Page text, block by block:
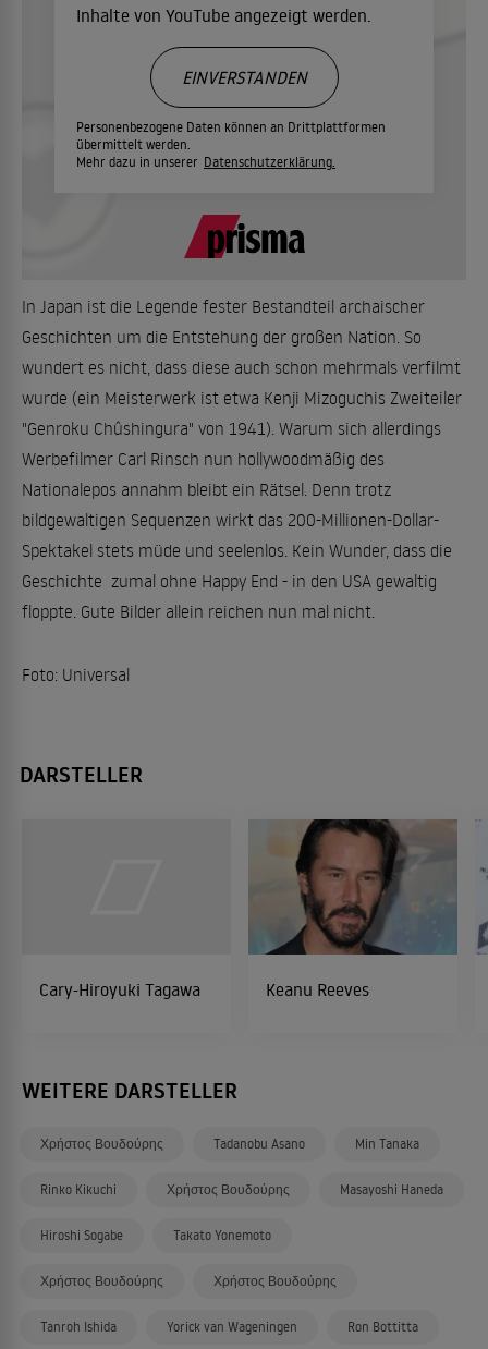
Inhalte von YouTube angezeigt werden.
Personenbezogene Daten können an Drittplattformen
übermittelt werden.
Mehr dazu in unserer Datenschutzerklärung.
EINVERSTANDEN
In Japan ist die Legende fester Bestandteil archaischer
Geschichten um die Entstehung der großen Nation. So
wundert es nicht, dass diese auch schon mehrmals verfilmt
wurde (ein Meisterwerk ist etwa Kenji Mizoguchis Zweiteiler
"Genroku Chûshingura" von 1941). Warum sich allerdings
Werbefilmer Carl Rinsch nun hollywoodmäßig des
Nationalepos annahm bleibt ein Rätsel. Denn trotz
bildgewaltigen Sequenzen wirkt das 200-Millionen-Dollar-
Spektakel stets müde und seelenlos. Kein Wunder, dass die
Geschichte  zumal ohne Happy End - in den USA gewaltig
floppte. Gute Bilder allein reichen nun mal nicht.
Foto: Universal
DARSTELLER
Cary-Hiroyuki Tagawa Keanu Reeves
WEITERE DARSTELLER
Χρήστος Βουδούρης Tadanobu Asano Min Tanaka
Rinko Kikuchi Χρήστος Βουδούρης Masayoshi Haneda
Hiroshi Sogabe Takato Yonemoto
Χρήστος Βουδούρης Χρήστος Βουδούρης
Tanroh Ishida Yorick van Wageningen Ron Bottitta